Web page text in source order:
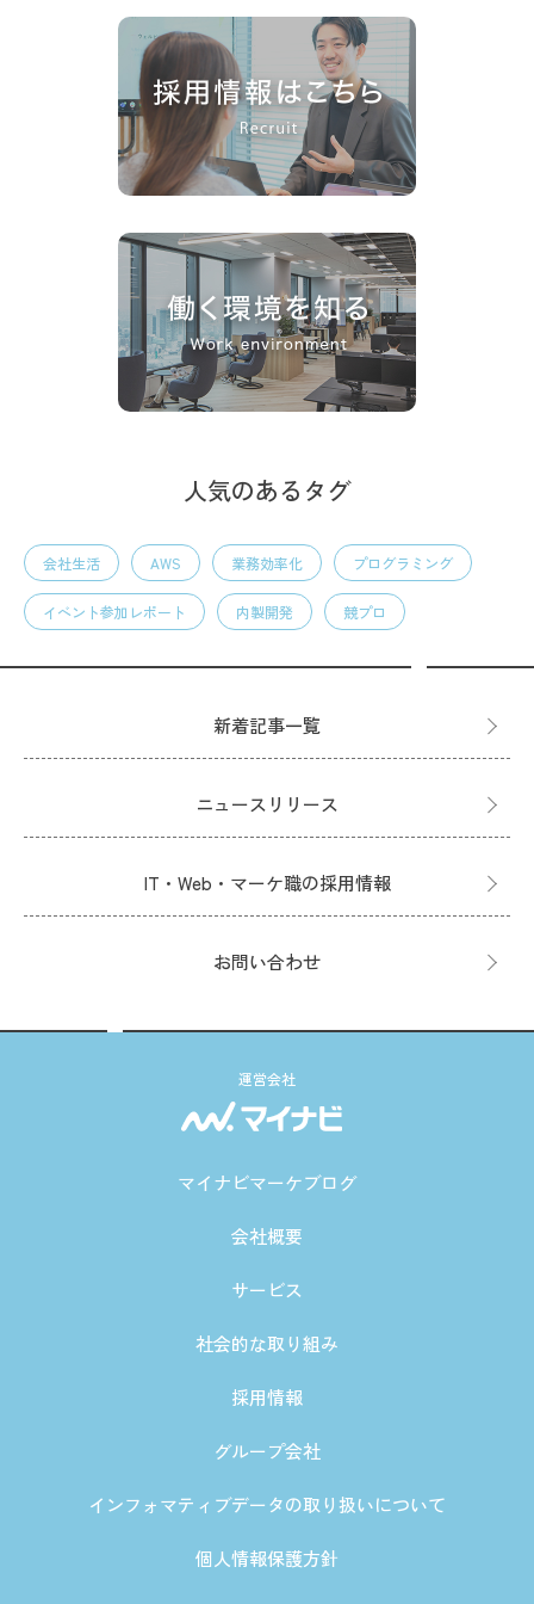
人気のあるタグ
会社生活 AWS 業務効率化 プログラミング
イベント参加レポート 内製開発 競プロ
新着記事一覧
ニュースリリース
IT・Web・マーケ職の採用情報
お問い合わせ
運営会社
マイナビマーケブログ
会社概要
サービス
社会的な取り組み
採用情報
グループ会社
インフォマティブデータの取り扱いについて
個人情報保護方針